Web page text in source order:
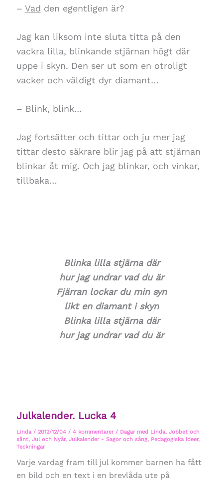
– Vad den egentligen är?
Jag kan liksom inte sluta titta på den
vackra lilla, blinkande stjärnan högt där
uppe i skyn. Den ser ut som en otroligt
vacker och väldigt dyr diamant…
– Blink, blink…
Jag fortsätter och tittar och ju mer jag
tittar desto säkrare blir jag på att stjärnan
blinkar åt mig. Och jag blinkar, och vinkar,
tillbaka…
Blinka lilla stjärna där
hur jag undrar vad du är
Fjärran lockar du min syn
likt en diamant i skyn
Blinka lilla stjärna där
hur jag undrar vad du är
Julkalender. Lucka 4
Linda / 2012/12/04 / 4 kommentarer / Dagar med Linda, Jobbet och
sånt, Jul och Nyår, Julkalender - Sagor och sång, Pedagogiska ideer,
Teckningar
Varje vardag fram till jul kommer barnen ha fått
en bild och en text i en brevlåda ute på